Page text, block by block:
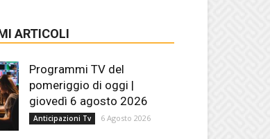
ARTICOLI
Programmi TV del
pomeriggio di oggi |
giovedì 6 agosto 2026
Anticipazioni Tv 6 Agosto 2026